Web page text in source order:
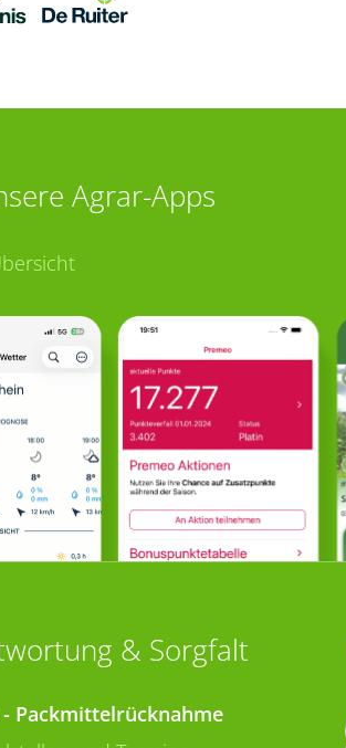
Agrar-Apps
& Sorgfalt
- Packmittelrücknahme